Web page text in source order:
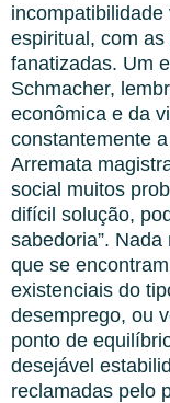
espiritual, com
fanatizadas. Um
Schmacher,
econômica e da
constantemente
Arremata
social muitos
difícil solução,
sabedoria”.
que se
existenciais do
desemprego, ou
ponto de
desejável
reclamadas pelo